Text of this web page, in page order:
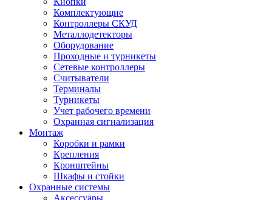
Комплектующие
Контроллеры СКУД
Металлодетекторы
Оборудование
Проходные и турникеты
Сетевые контроллеры
Считыватели
Терминалы
Турникеты
Учет рабочего времени
Охранная сигнализация
Монтаж
Коробки и рамки
Крепления
Кронштейны
Шкафы и стойки
Охранные системы
Аксессуары